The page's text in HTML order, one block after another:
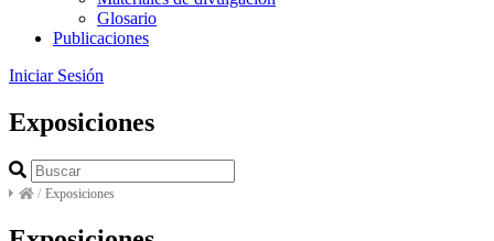
Glosario
Publicaciones
Iniciar Sesión
Exposiciones
/ Exposiciones